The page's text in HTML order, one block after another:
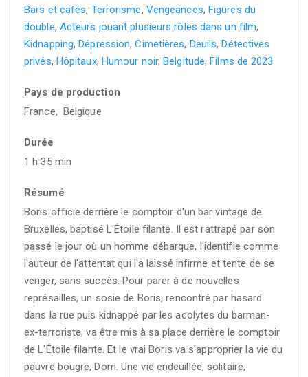
Bars et cafés, Terrorisme, Vengeances, Figures du
double, Acteurs jouant plusieurs rôles dans un film,
Kidnapping, Dépression,Cimetières, Deuils, Détectives
privés, Hôpitaux, Humour noir, Belgitude, Films de 2023
Pays de production
France, Belgique
Durée
1 h 35 min
Résumé
Boris officie derrière le comptoir d'un bar vintage de
Bruxelles, baptisé L'Étoile filante. Il est rattrapé par son
passé le jour où un homme débarque, l'identifie comme
l'auteur de l'attentat qui l'a laissé infirme et tente de se
venger, sans succès. Pour parer à de nouvelles
représailles, un sosie de Boris, rencontré par hasard
dans la rue puis kidnappé par les acolytes du barman-
ex-terroriste, va être mis à sa place derrière le comptoir
de L'Étoile filante. Et le vrai Boris va s'approprier la vie du
pauvre bougre, Dom. Une vie endeuillée, solitaire,